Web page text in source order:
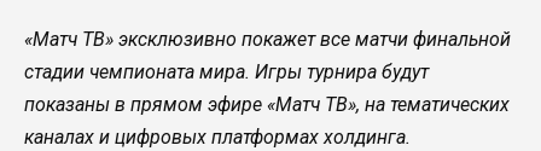
«Матч ТВ» эксклюзивно покажет все матчи финальной
стадии чемпионата мира. Игры турнира будут
показаны в прямом эфире «Матч ТВ», на тематических
каналах и цифровых платформах холдинга.